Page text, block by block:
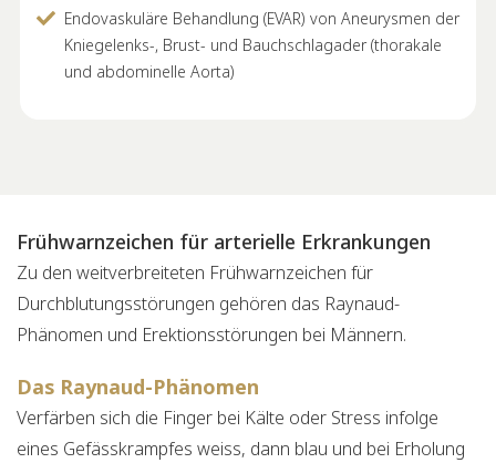
Endovaskuläre Behandlung (EVAR) von Aneurysmen der
Kniegelenks-, Brust- und Bauchschlagader (thorakale
und abdominelle Aorta)
Frühwarnzeichen für arterielle Erkrankungen
Zu den weitverbreiteten Frühwarnzeichen für
Durchblutungsstörungen gehören das Raynaud-
Phänomen und Erektionsstörungen bei Männern.
Das Raynaud-Phänomen
Verfärben sich die Finger bei Kälte oder Stress infolge
eines Gefässkrampfes weiss, dann blau und bei Erholung